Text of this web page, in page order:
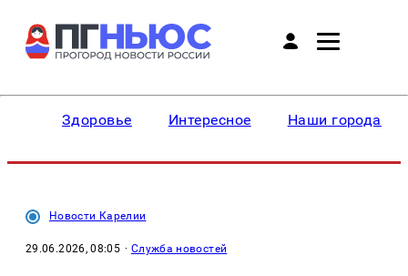
Здоровье Интересное Наши города
Новости Карелии
29.06.2026, 08:05 · Служба новостей